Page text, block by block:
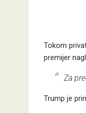
Tokom
premijer
Za
Trump je